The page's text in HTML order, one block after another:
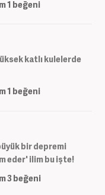
1 beğeni
katlı kulelerde
1 beğeni
bir depremi
eder' ilim bu işte!
3beğeni